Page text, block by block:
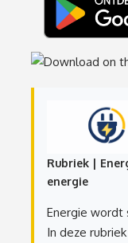
Rubriek |
energie
Energie wordt
In deze